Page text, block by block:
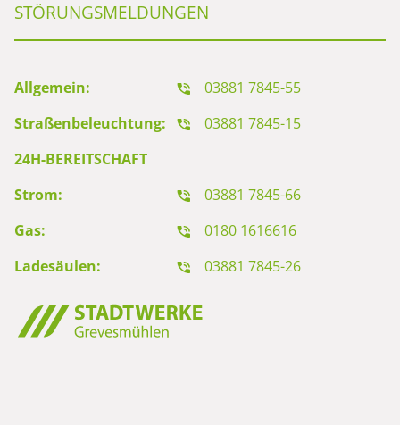
STÖRUNGSMELDUNGEN
Allgemein:
03881 7845-55
Straßenbeleuchtung:
03881 7845-15
24H-BEREITSCHAFT
Strom:
03881 7845-66
Gas:
0180 1616616
Ladesäulen:
03881 7845-26